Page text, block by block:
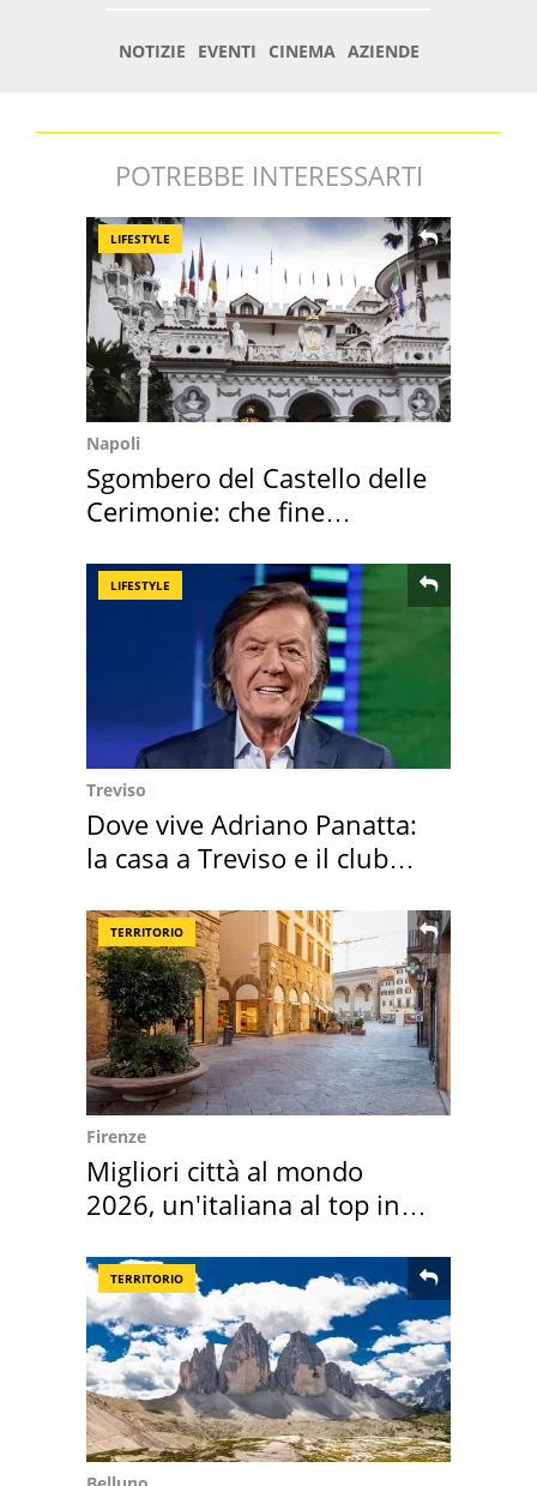
POTREBBE INTERESSARTI
LIFESTYLE
Napoli
Sgombero del Castello delle
Cerimonie: che fine
LIFESTYLE
Treviso
Dove vive Adriano Panatta:
la casa a Treviso e il club
TERRITORIO
Firenze
Migliori città al mondo
2026, un'italiana al top in
TERRITORIO